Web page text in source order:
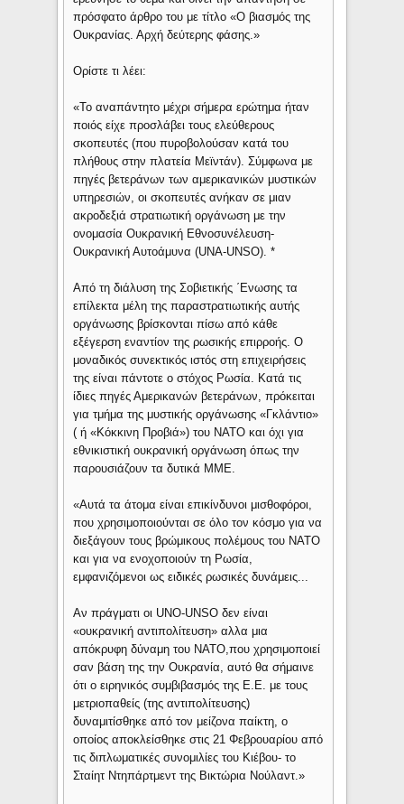
πρόσφατο άρθρο του με τίτλο «Ο βιασμός της
Ουκρανίας. Αρχή δεύτερης φάσης.»
Ορίστε τι λέει:
«Το αναπάντητο μέχρι σήμερα ερώτημα ήταν
ποιός είχε προσλάβει τους ελεύθερους
σκοπευτές (που πυροβολούσαν κατά του
πλήθους στην πλατεία Μεϊντάν). Σύμφωνα με
πηγές βετεράνων των αμερικανικών μυστικών
υπηρεσιών, οι σκοπευτές ανήκαν σε μιαν
ακροδεξιά στρατιωτική οργάνωση με την
ονομασία Ουκρανική Εθνοσυνέλευση-
Ουκρανική Αυτοάμυνα (UNA-UNSO). *
Aπό τη διάλυση της Σοβιετικής ΄Ενωσης τα
επίλεκτα μέλη της παραστρατιωτικής αυτής
οργάνωσης βρίσκονται πίσω από κάθε
εξέγερση εναντίον της ρωσικής επιρροής. Ο
μοναδικός συνεκτικός ιστός στη επιχειρήσεις
της είναι πάντοτε ο στόχος Ρωσία. Κατά τις
ίδιες πηγές Αμερικανών βετεράνων, πρόκειται
για τμήμα της μυστικής οργάνωσης «Γκλάντιο»
( ή «Κόκκινη Προβιά») του ΝΑΤΟ και όχι για
εθνικιστική ουκρανική οργάνωση όπως την
παρουσιάζουν τα δυτικά ΜΜΕ.
«Αυτά τα άτομα είναι επικίνδυνοι μισθοφόροι,
που χρησιμοποιούνται σε όλο τον κόσμο για να
διεξάγουν τους βρώμικους πολέμους του ΝΑΤΟ
και για να ενοχοποιούν τη Ρωσία,
εμφανιζόμενοι ως ειδικές ρωσικές δυνάμεις...
Αν πράγματι οι UNO-UNSO δεν είναι
«ουκρανική αντιπολίτευση» αλλα μια
απόκρυφη δύναμη του ΝΑΤΟ,που χρησιμοποιεί
σαν βάση της την Ουκρανία, αυτό θα σήμαινε
ότι ο ειρηνικός συμβιβασμός της Ε.Ε. με τους
μετριοπαθείς (της αντιπολίτευσης)
δυναμιτίσθηκε από τον μείζονα παίκτη, ο
οποίος αποκλείσθηκε στις 21 Φεβρουαρίου από
τις διπλωματικές συνομιλίες του Κιέβου- το
Σταίητ Ντηπάρτμεντ της Βικτώρια Νούλαντ.»